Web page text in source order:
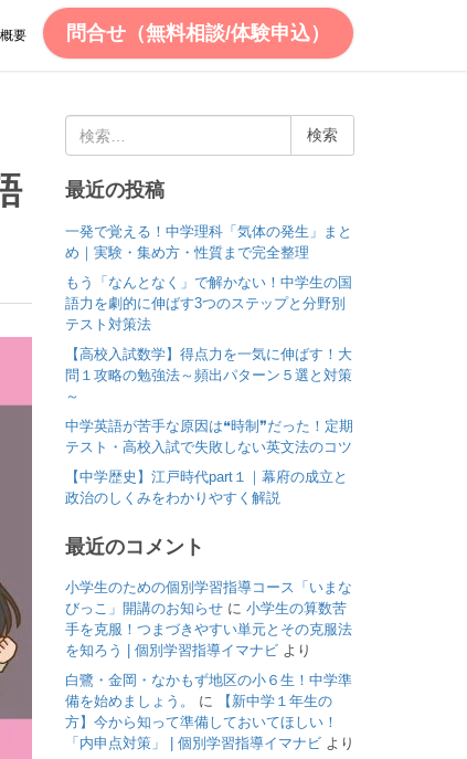
要 問合せ（無料相談/体験申込）
最近の投稿
一発で覚える！中学理科「気体の発生」まと
め｜実験・集め方・性質まで完全整理
もう「なんとなく」で解かない！中学生の国
語力を劇的に伸ばす3つのステップと分野別
テスト対策法
【高校入試数学】得点力を一気に伸ばす！大
問１攻略の勉強法～頻出パターン５選と対策
～
中学英語が苦手な原因は❝時制❞だった！定期
テスト・高校入試で失敗しない英文法のコツ
【中学歴史】江戸時代part１｜幕府の成立と
政治のしくみをわかりやすく解説
最近のコメント
小学生のための個別学習指導コース「いまな
びっこ」開講のお知らせに 小学生の算数苦
手を克服！つまづきやすい単元とその克服法
を知ろう | 個別学習指導イマナビより
白鷺・金岡・なかもず地区の小６生！中学準
備を始めましょう。
に
【新中学１年生の
方】今から知って準備しておいてほしい！
「内申点対策」 | 個別学習指導イマナビより